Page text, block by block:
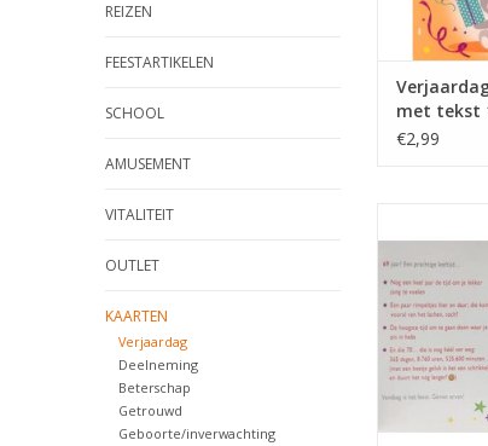
REIZEN
FEESTARTIKELEN
SCHOOL
AMUSEMENT
VITALITEIT
OUTLET
KAARTEN
Verjaardag
Deelneming
Beterschap
Getrouwd
Geboorte/inverwachting
met tekst
€2,99
TOEVOEGEN